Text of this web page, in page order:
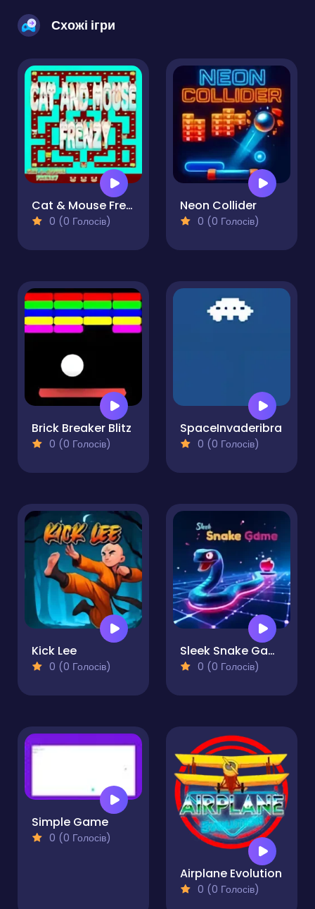
Схожі ігри
Cat & Mouse Frenzy
0 (0 Голосів)
Neon Collider
0 (0 Голосів)
Brick Breaker Blitz
0 (0 Голосів)
SpaceInvaderibra
0 (0 Голосів)
Kick Lee
0 (0 Голосів)
Sleek Snake Game
0 (0 Голосів)
Simple Game
0 (0 Голосів)
Airplane Evolution
0 (0 Голосів)